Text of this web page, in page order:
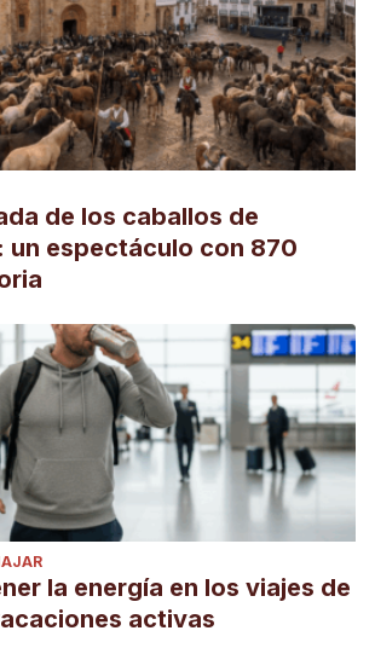
de los caballos de
un espectáculo con 870
la energía en los viajes de
activas